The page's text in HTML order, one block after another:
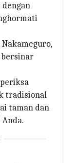
bersinar
tradisional
taman dan